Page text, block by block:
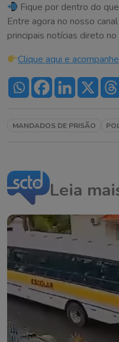
Fique por dentro do
Entre agora no nosso
principais notícias direto no
Clique aqui e
MANDADOS DE PRISÃO
Leia